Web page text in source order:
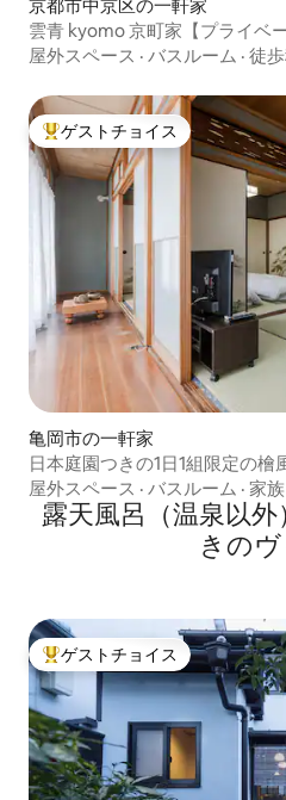
京都市中京区の一軒家
雲青 kyomo 京町家【プライベ
【4寝室3バスルーム3トイレ暖
屋外スペース · バスルーム · 徒
大好評のゲストチョイスです。
ゲストチョイス
亀岡市の一軒家
日本庭園つきの1日1組限定の檜
屋外スペース · バスルーム · 家族
露天風呂（温泉以
きの
大好評のゲストチョイスです。
ゲストチョイス